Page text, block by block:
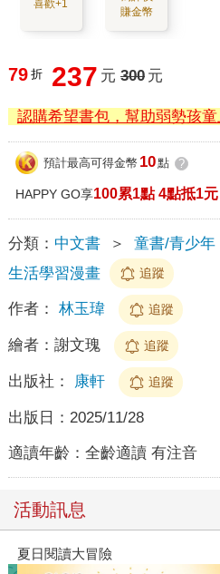
喜歡+1
賺金幣
79 折 237 元 300 元
認購希望書包，幫助弱勢孩童
預計最高可得金幣 10點 ?
HAPPY GO享100累1點 4點抵1元
分類： 中文書 ＞ 童書/青少年
生活學習漫畫
追蹤
作者： 林玉瑋 追蹤
繪者： 謝文瑰 追蹤
出版社： 康軒 追蹤
出版日： 2025/11/28
適讀年齡： 全齡適讀 有注音
活動訊息
夏日閱讀大冒險